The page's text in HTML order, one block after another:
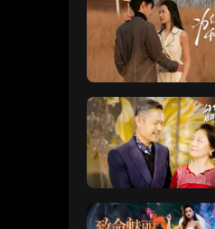
70 71
73 74
76 77
79 80